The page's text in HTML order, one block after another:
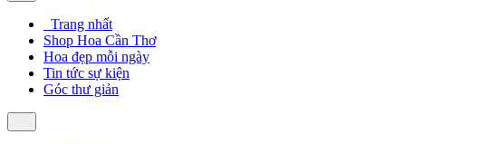
Trang nhất
Shop Hoa Cần Thơ
Hoa đẹp mỗi ngày
Tin tức sự kiện
Góc thư giản